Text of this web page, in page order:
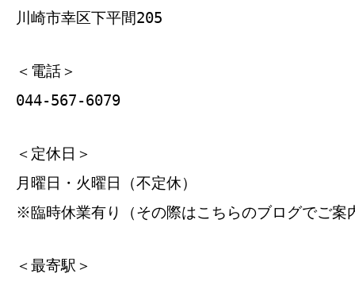
川崎市幸区下平間205
＜電話＞
044-567-6079
＜定休日＞
月曜日・火曜日（不定休）
※臨時休業有り（その際はこちらのブログでご案
＜最寄駅＞